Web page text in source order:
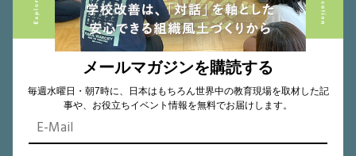
2024.03.26
授業デザイン
ものの見方を養う「問い」を探究する国際バカ
ロレアの必須科目「TOK（知の理論）」･･･
メールマガジンを購読する
毎週水曜日・朝7時に、日本はもちろん世界中の教育現場を取材した記
事や、お役立ちイベント情報を無料でお届けします。